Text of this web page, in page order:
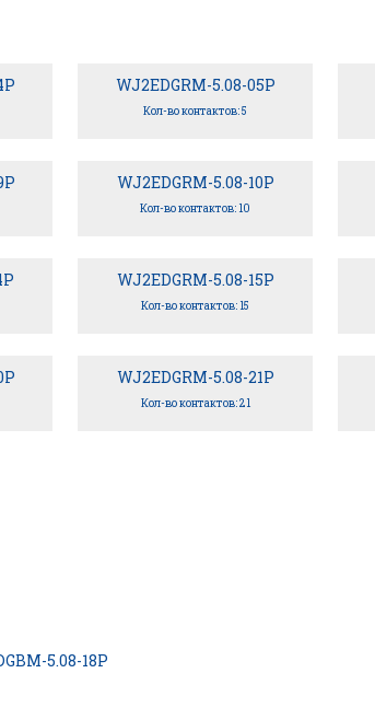
WJ2EDGRM-5.08-05P
Кол-во контактов: 5
WJ2EDGRM-5.08-10P
Кол-во контактов: 10
WJ2EDGRM-5.08-15P
Кол-во контактов: 15
WJ2EDGRM-5.08-21P
Кол-во контактов: 21